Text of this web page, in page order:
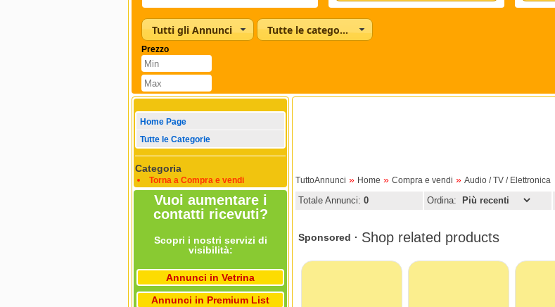
Tutti gli Annunci Tutte le categorie
Prezzo
Home Page
Tutte le Categorie
Categoria
Torna a Compra e vendi
Vuoi aumentare i
contatti ricevuti?
Scopri i nostri servizi di
visibilità:
Annunci in Vetrina
Annunci in Premium List
TuttoAnnunci » Home » Compra e vendi » Audio / TV / Elettronica
Totale Annunci: 0 Ordina: